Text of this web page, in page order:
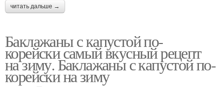
читать дальше →
Баклажаны с капустой по-
корейски самый вкусный рецепт
на зиму. Баклажаны с капустой по-
корейски на зиму